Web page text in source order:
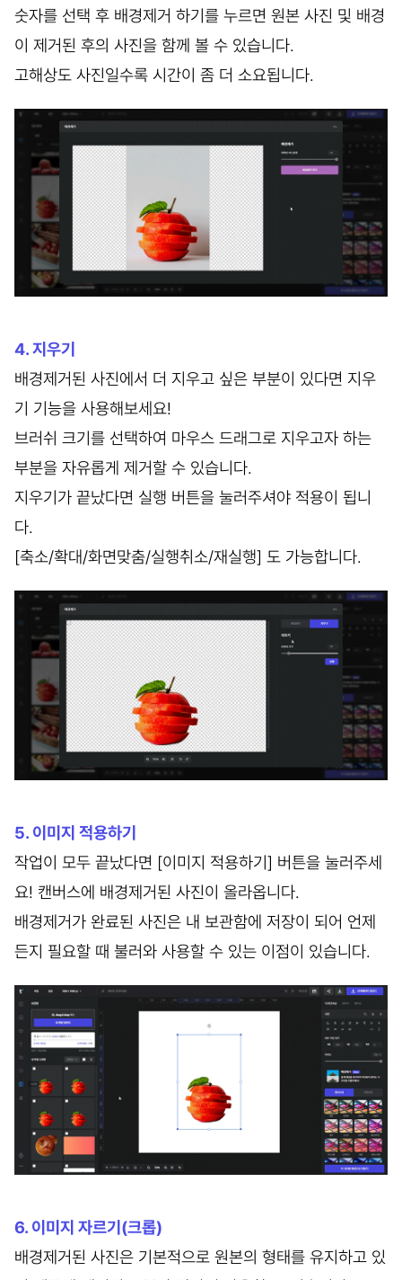
숫자를 선택 후 배경제거 하기를 누르면 원본 사진 및 배경
이 제거된 후의 사진을 함께 볼 수 있습니다.
고해상도 사진일수록 시간이 좀 더 소요됩니다.
4. 지우기
배경제거된 사진에서 더 지우고 싶은 부분이 있다면 지우
기 기능을 사용해보세요!
브러쉬 크기를 선택하여 마우스 드래그로 지우고자 하는
부분을 자유롭게 제거할 수 있습니다.
지우기가 끝났다면 실행 버튼을 눌러주셔야 적용이 됩니
다.
[축소/확대/화면맞춤/실행취소/재실행] 도 가능합니다.
5. 이미지 적용하기
작업이 모두 끝났다면 [이미지 적용하기] 버튼을 눌러주세
요! 캔버스에 배경제거된 사진이 올라옵니다.
배경제거가 완료된 사진은 내 보관함에 저장이 되어 언제
든지 필요할 때 불러와 사용할 수 있는 이점이 있습니다.
6. 이미지 자르기(크롭)
배경제거된 사진은 기본적으로 원본의 형태를 유지하고 있